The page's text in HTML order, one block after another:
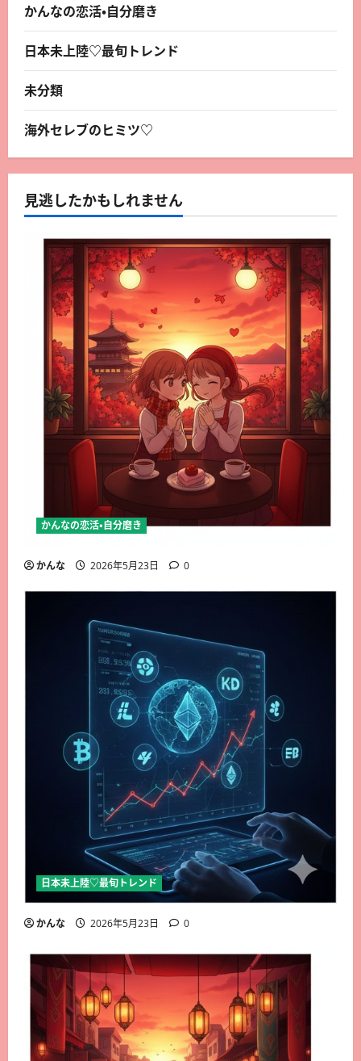
かんなの恋活・自分磨き
日本未上陸♡最旬トレンド
未分類
海外セレブのヒミツ♡
見逃したかもしれません
かんなの恋活・自分磨き
かんな 2026年5月23日 0
日本未上陸♡最旬トレンド
かんな 2026年5月23日 0